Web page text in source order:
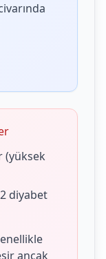
(yüksek
diyabet
ancak